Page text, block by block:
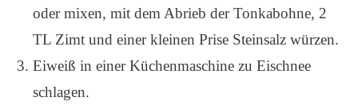
oder mixen, mit dem Abrieb der Tonkabohne, 2
TL Zimt und einer kleinen Prise Steinsalz würzen.
Eiweiß in einer Küchenmaschine zu Eischnee
schlagen.